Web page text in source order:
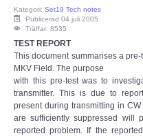
Kategori: Set19 Tech notes
Publicerad 04 juli 2005
Träffar: 8535
TEST REPORT
This document summarises a
MKV Field. The purpose
with this pre-test was to
transmitter. This is due to
present during transmitting in
are sufficiently suppressed will
reported problem. If the